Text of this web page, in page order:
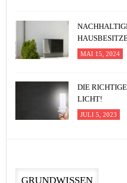
MAI 15, 2024
DIE
LICHT!
JULI 5, 2023
GRUNDWISSEN